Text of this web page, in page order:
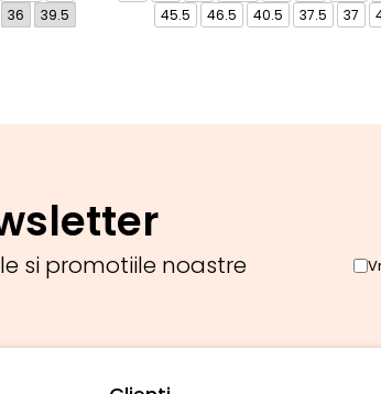
36
39.5
45.5
46.5 40.5 37.5 37
si promotiile noastre